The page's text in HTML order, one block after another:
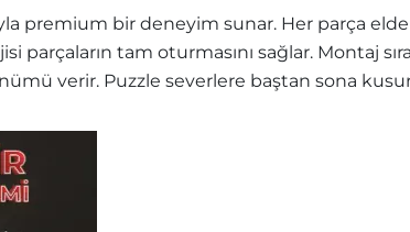
premium bir deneyim sunar. Her parça
parçaların tam oturmasını sağlar. Montaj
verir. Puzzle severlere baştan sona